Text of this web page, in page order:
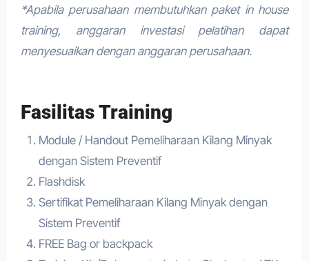
*Apabila perusahaan membutuhkan paket in house
training, anggaran investasi pelatihan dapat
menyesuaikan dengan anggaran perusahaan.
Fasilitas Training
Module / Handout Pemeliharaan Kilang Minyak
dengan Sistem Preventif
Flashdisk
Sertifikat Pemeliharaan Kilang Minyak dengan
Sistem Preventif
FREE Bag or backpack